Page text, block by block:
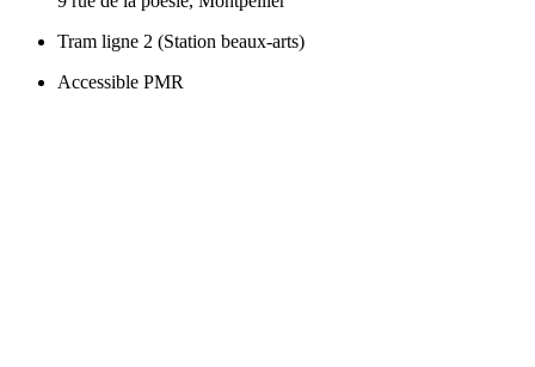
Tram ligne 2 (Station beaux-arts)
Accessible PMR